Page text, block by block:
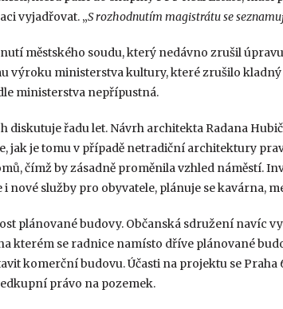
vyjadřovat. „S rozhodnutím magistrátu se
městského soudu, který nedávno zrušil
výroku ministerstva kultury, které zrušilo
ministerstva nepřípustná.
diskutuje řadu let. Návrh architekta Radana
jak je tomu v případě netradiční architektury
čímž by zásadně proměnila vzhled náměstí.
služby pro obyvatele, plánuje se kavárna,
plánované budovy. Občanská sdružení navíc
kterém se radnice namísto dříve plánované
komerční budovu. Účasti na projektu se
právo na pozemek.